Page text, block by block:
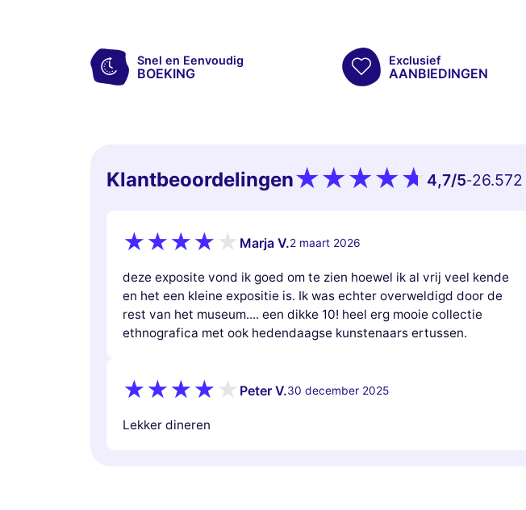
Snel en Eenvoudig
BOEKING
Exclusief
AANBIEDINGEN
Klantbeoordelingen 4,7/5-
Marja V.2 maart 2026
deze exposite vond ik goed om te zien hoewel ik al vrij veel kende
en het een kleine expositie is. Ik was echter overweldigd door de
rest van het museum.... een dikke 10! heel erg mooie collectie
ethnografica met ook hedendaagse kunstenaars ertussen.
Peter V.30 december 2025
Lekker dineren